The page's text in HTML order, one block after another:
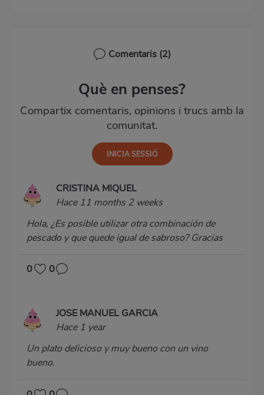
Comentaris (2)
Què en penses?
Compartix comentaris, opinions i trucs amb la
comunitat.
CRISTINA MIQUEL
Hace 11 months 2 weeks
Hola, ¿Es posible utilizar otra combinación de
pescado y que quede igual de sabroso? Gracias
0 0
JOSE MANUEL GARCIA
Hace 1 year
Un plato delicioso y muy bueno con un vino
bueno.